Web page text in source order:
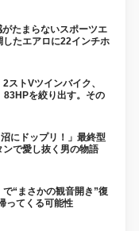
たまらないスポーツエ
たエアロに22インチホ
ストVツインバイク、
を絞り出す。その
にドップリ！」最終型
で愛し抜く男の物語
“まさかの観音開き”復
ってくる可能性